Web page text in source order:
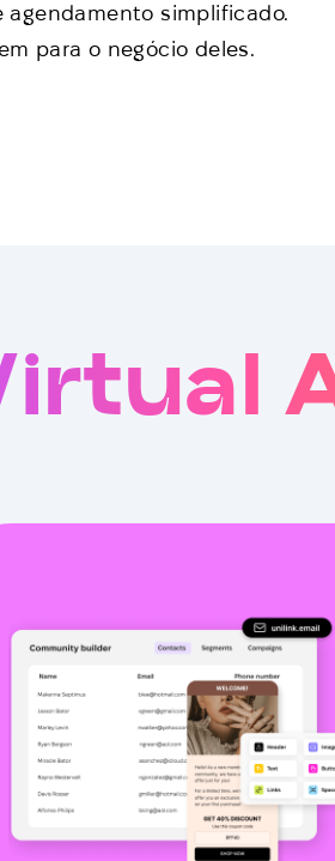
simplificado.
para o negócio deles.